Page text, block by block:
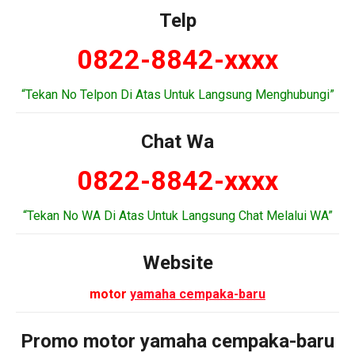
Telp
0822-8842-xxxx
“Tekan No Telpon Di Atas Untuk Langsung Menghubungi”
Chat Wa
0822-8842-xxxx
“Tekan No WA Di Atas Untuk Langsung Chat Melalui WA”
Website
motor yamaha cempaka-baru
Promo motoryamaha cempaka-baru